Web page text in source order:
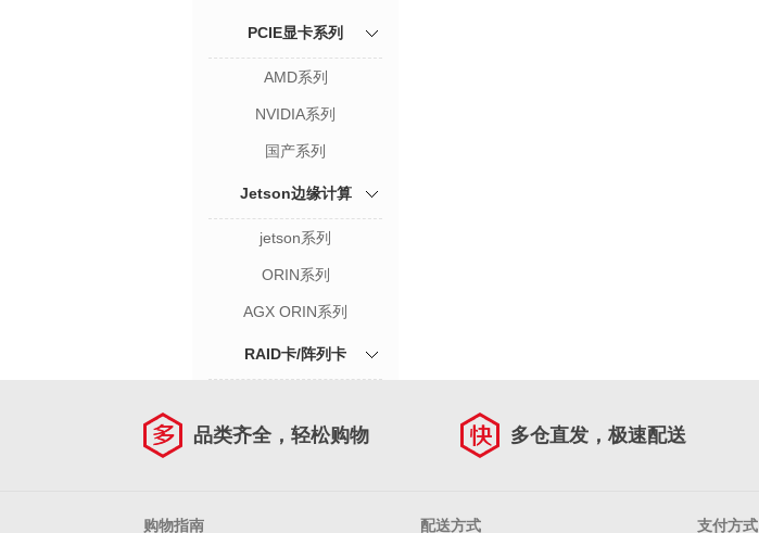
PCIE显卡系列
AMD系列
NVIDIA系列
国产系列
Jetson边缘计算
jetson系列
ORIN系列
AGX ORIN系列
RAID卡/阵列卡
品类齐全，轻松购物 多仓直发，极速配送
购物指南 配送方式 支付方式